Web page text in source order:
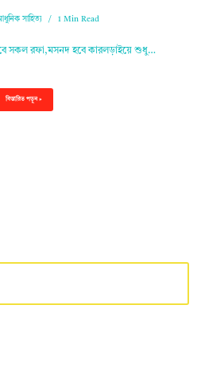
সাহিত্য 1 Min Read
সকল রফা,মসনদ হবে কারলড়াইয়ে শুধু…
বিস্তারিত পড়ুন »